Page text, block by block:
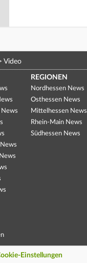
Video
News
REGIONEN
Nordhessen News
Osthessen News
Mittelhessen News
Rhein-Main News
Südhessen News
Einstellungen